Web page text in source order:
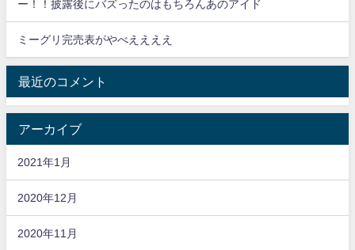
ー！！披露後にバズったのはもちろんあのアイド
ミーグリ完売表がやべええええ
最近のコメント
アーカイブ
2021年1月
2020年12月
2020年11月